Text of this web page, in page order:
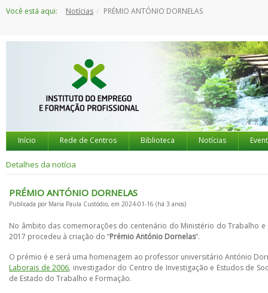
paraVocê está aqui: Notícias PRÉMIO ANTÓNIO DORNELAS
Início Rede de Centros Biblioteca Notícias
Detalhes da notícia
PRÉMIO ANTÓNIO DORNELAS
Publicada por Maria Paula Custódio, em 2024-01-16 (há 3 anos)
No âmbito das comemorações do centenário do Ministério do Trabalho e
2017 procedeu à criação do “Prémio António Dornelas”.
O prémio é e será uma homenagem ao professor universitário António
Laborais de 2006, investigador do Centro de Investigação e Estudos de
de Estado do Trabalho e Formação.